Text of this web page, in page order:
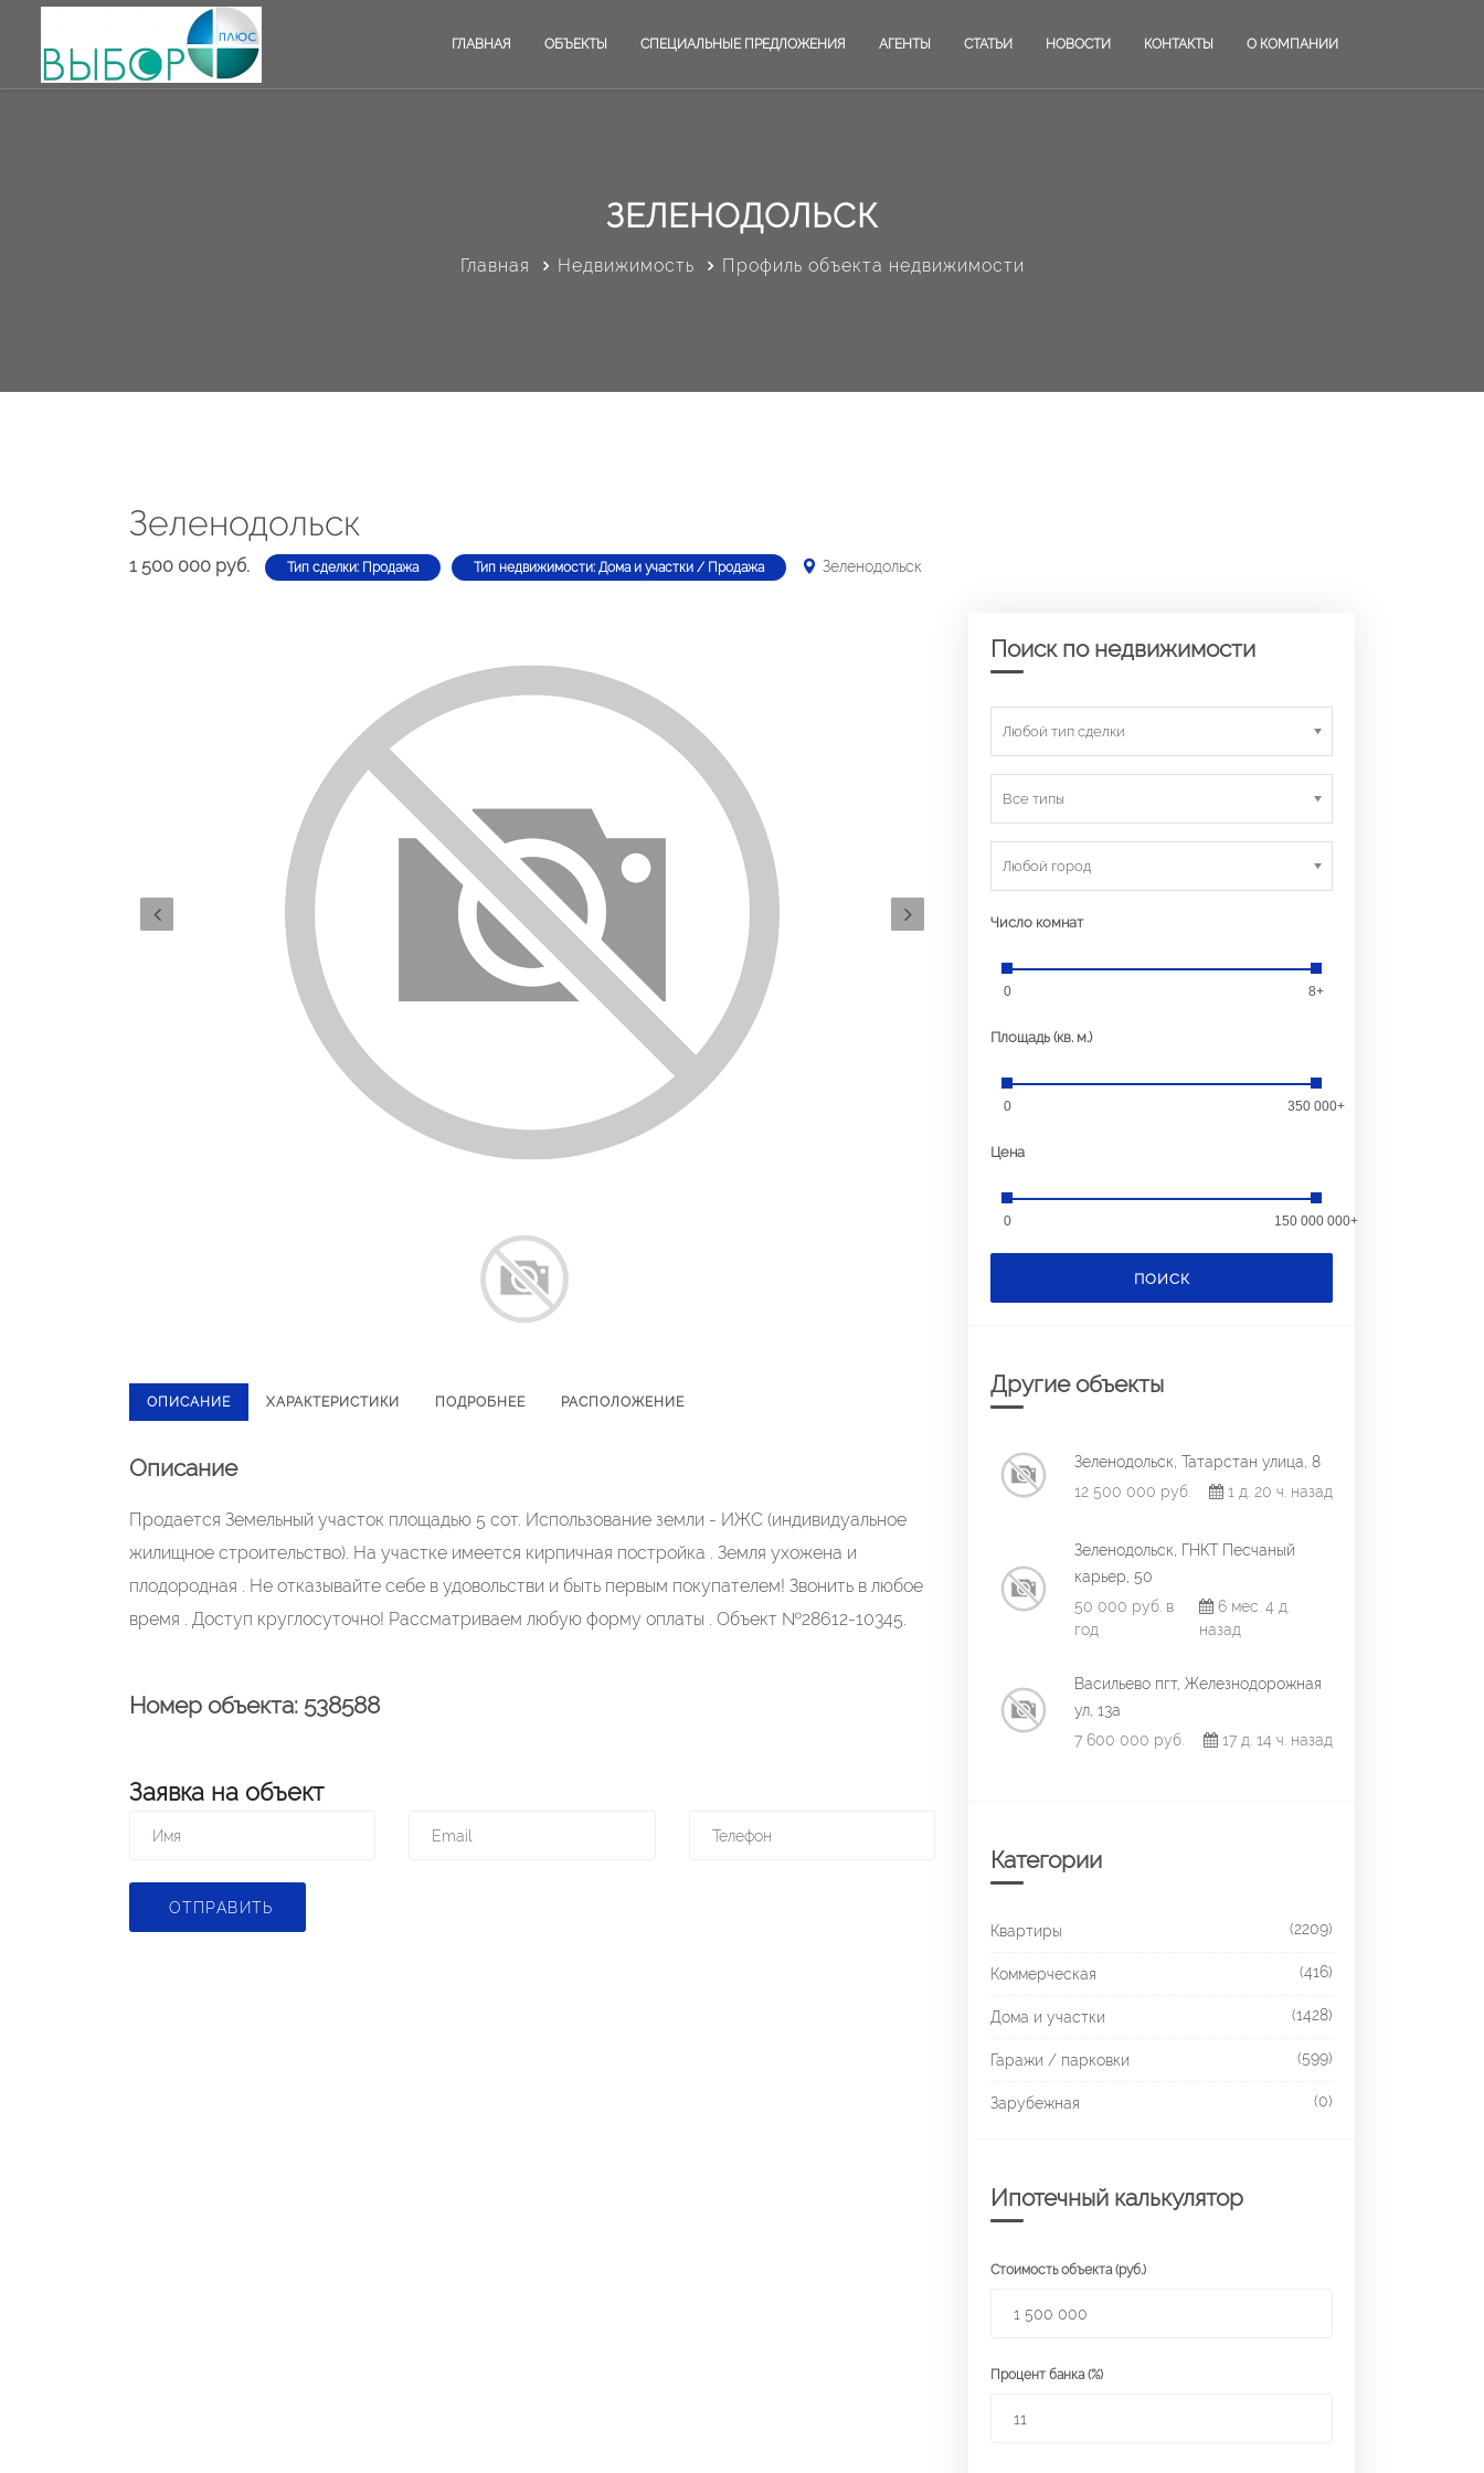
ГЛАВНАЯ ОБЪЕКТЫ СПЕЦИАЛЬНЫЕ ПРЕДЛОЖЕНИЯ АГЕНТЫ СТАТЬИ НОВОСТИ КОНТАКТЫ О КОМПАНИИ
ЗЕЛЕНОДОЛЬСК
Главная Недвижимость Профиль объекта недвижимости
Зеленодольск
1 500 000 руб. Тип сделки: Продажа Тип недвижимости: Дома и участки / Продажа Зеленодольск
ОПИСАНИЕ ХАРАКТЕРИСТИКИ ПОДРОБНЕЕ РАСПОЛОЖЕНИЕ
Описание
Продается Земельный участок площадью 5 сот. Использование земли - ИЖС (индивидуальное
жилищное строительство). На участке имеется кирпичная постройка . Земля ухожена и
плодородная . Не отказывайте себе в удовольстви и быть первым покупателем! Звонить в любое
время . Доступ круглосуточно! Рассматриваем любую форму оплаты . Объект №28612-10345.
Номер объекта: 538588
Заявка на объект
ОТПРАВИТЬ
Поиск по недвижимости
Любой тип сделки
Все типы
Любой город
Число комнат
0 8+
Площадь (кв. м.)
0 350 000+
Цена
0 150 000 000+
ПОИСК
Другие объекты
Зеленодольск, Татарстан улица, 8
12 500 000 руб.
1 д. 20 ч. назад
Зеленодольск, ГНКТ Песчаный
карьер, 50
50 000 руб. в
год
6 мес. 4 д.
назад
Васильево пгт, Железнодорожная
ул, 13а
7 600 000 руб.
17 д. 14 ч. назад
Категории
Квартиры (2209)
Коммерческая (416)
Дома и участки (1428)
Гаражи / парковки (599)
Зарубежная (0)
Ипотечный калькулятор
Стоимость объекта (руб.)
Процент банка (%)